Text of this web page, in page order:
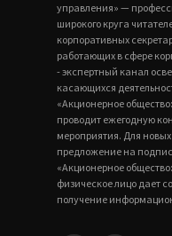
управления» —
широкого круга
корпоративных
работающих в сфере
- экспертный канал
касающихся
«Акционерное
проводит ежегодную
мероприятия. Для
предложение на
«Акционерное
физическое лицо дает
получение